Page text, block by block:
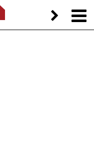
קורס עיצוב פנים - המרכז